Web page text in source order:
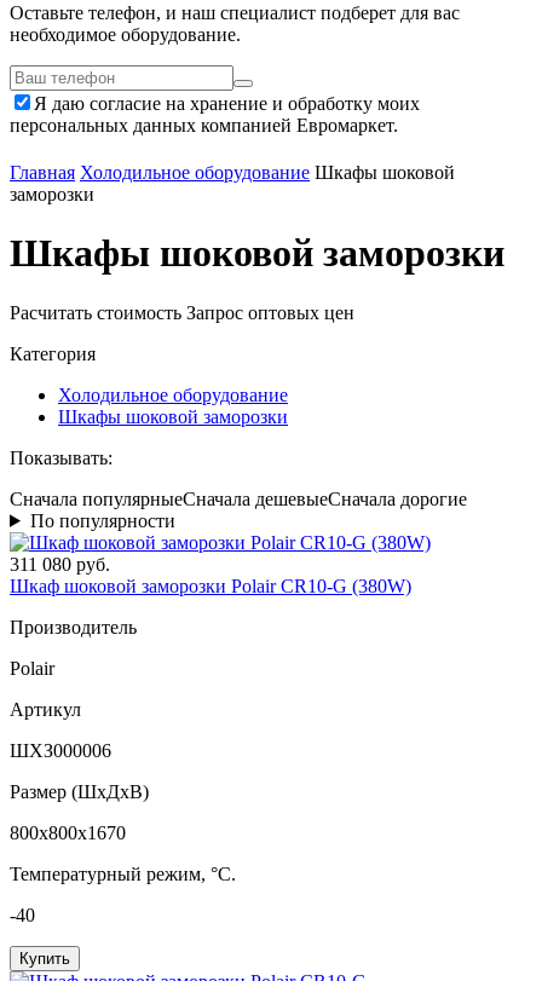
Оставьте телефон, и наш специалист подберет для вас
необходимое оборудование.
Я даю согласие на хранение и обработку моих
персональных данных компанией Евромаркет.
Главная Холодильное оборудование Шкафы шоковой
заморозки
Шкафы шоковой заморозки
Расчитать стоимость Запрос оптовых цен
Категория
Холодильное оборудование
Шкафы шоковой заморозки
Показывать:
Сначала популярныеСначала дешевыеСначала дорогие
По популярности
311 080 руб.
Шкаф шоковой заморозки Polair CR10-G (380W)
Производитель
Polair
Артикул
ШХЗ000006
Размер (ШxДхВ)
800x800x1670
Температурный режим, °C.
-40
Купить